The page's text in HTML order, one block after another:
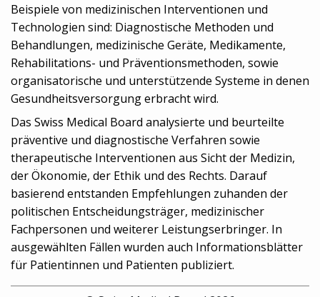
Beispiele von medizinischen Interventionen und
Technologien sind: Diagnostische Methoden und
Behandlungen, medizinische Geräte, Medikamente,
Rehabilitations- und Präventionsmethoden, sowie
organisatorische und unterstützende Systeme in denen
Gesundheitsversorgung erbracht wird.
Das Swiss Medical Board analysierte und beurteilte
präventive und diagnostische Verfahren sowie
therapeutische Interventionen aus Sicht der Medizin,
der Ökonomie, der Ethik und des Rechts. Darauf
basierend entstanden Empfehlungen zuhanden der
politischen Entscheidungsträger, medizinischer
Fachpersonen und weiterer Leistungserbringer. In
ausgewählten Fällen wurden auch Informationsblätter
für Patientinnen und Patienten publiziert.